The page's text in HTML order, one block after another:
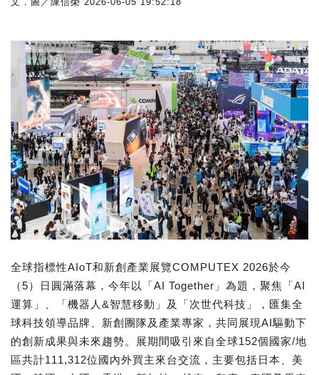
全球指標性AIoT和新創產業展覽COMPUTEX 2026於今
（5）日圓滿落幕，今年以「AI Together」為題，聚焦「AI
運算」、「機器人&智慧移動」及「次世代科技」，匯集全
球科技領導品牌、新創團隊及產業專家，共同展現AI驅動下
的創新成果與未來趨勢。展期間吸引來自全球152個國家/地
區共計111,312位國內外買主來台交流，主要包括日本、美